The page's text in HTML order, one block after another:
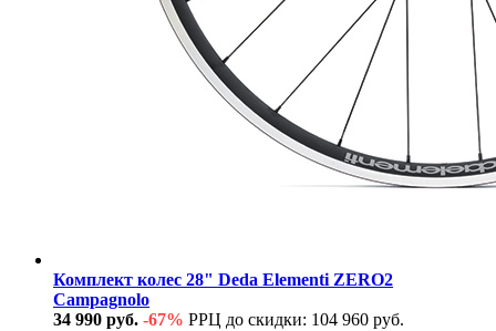
Комплект колес 28" Deda Elementi ZERO2
Campagnolo
34 990 руб. -67% РРЦ до скидки: 104 960 руб.